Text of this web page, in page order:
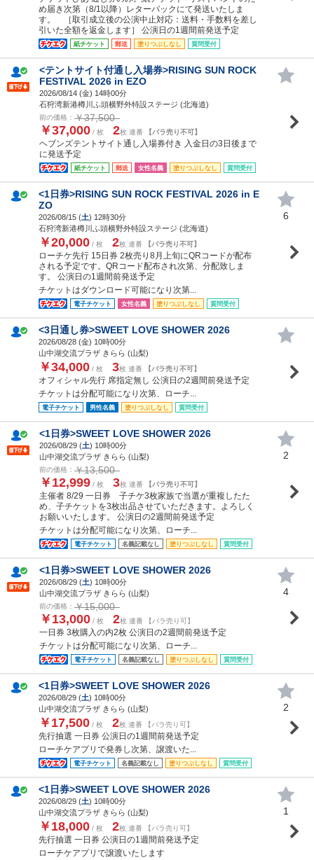
め届き次第（8/1以降）レターパックにて発送いたしま
す。 ［取引成立後の公演中止対応：送料・手数料を差し
引いた全額を返金します］ 公演日の1週間前発送予定
紙チケット 郵送 塗りつぶしなし 質問受付
<テントサイト付通し入場券>RISING SUN ROCK
FESTIVAL 2026 in EZO
2026/08/14 (金) 14時00分
石狩湾新港樽川ふ頭横野外特設ステージ (北海道)
前の価格： ￥37,500
￥37,000 / 枚 2枚 連番 【バラ売り不可】
ヘブンズテントサイト通し入場券付き 入金日の3日後まで
に発送予定
紙チケット 郵送 女性名義 塗りつぶしなし 質問受付
<1日券>RISING SUN ROCK FESTIVAL 2026 in E
ZO
2026/08/15 (土) 12時30分
石狩湾新港樽川ふ頭横野外特設ステージ (北海道)
￥20,000 / 枚 2枚 連番 【バラ売り不可】
ローチケ先行 15日券 2枚売り8月上旬にQRコードが配布
される予定です。QRコード配布され次第、分配致しま
す。 公演日の1週間前発送予定
チケットはダウンロード可能になり次第...
電子チケット 女性名義 塗りつぶしなし 質問受付
6
<3日通し券>SWEET LOVE SHOWER 2026
2026/08/28 (金) 10時00分
山中湖交流プラザ きらら (山梨)
￥34,000 / 枚 3枚 連番 【バラ売り不可】
オフィシャル先行 席指定無し 公演日の2週間前発送予定
チケットは分配可能になり次第、ローチ...
電子チケット 男性名義 塗りつぶしなし 質問受付
<1日券>SWEET LOVE SHOWER 2026
2026/08/29 (土) 10時00分
山中湖交流プラザ きらら (山梨)
前の価格： ￥13,500
￥12,999 / 枚 3枚 連番 【バラ売り不可】
主催者 8/29 一日券 子チケ3枚家族で当選が重複したた
め、子チケットを3枚出品させていただきます。よろしく
お願いいたします。 公演日の2週間前発送予定
チケットは分配可能になり次第、ローチ...
電子チケット 名義記載なし 塗りつぶしなし 質問受付
2
<1日券>SWEET LOVE SHOWER 2026
2026/08/29 (土) 10時00分
山中湖交流プラザ きらら (山梨)
前の価格： ￥15,000
￥13,000 / 枚 2枚 連番 【バラ売り可】
一日券 3枚購入の内2枚 公演日の2週間前発送予定
チケットは分配可能になり次第、ローチ...
電子チケット 名義記載なし 塗りつぶしなし 質問受付
4
<1日券>SWEET LOVE SHOWER 2026
2026/08/29 (土) 10時00分
山中湖交流プラザ きらら (山梨)
￥17,500 / 枚 2枚 連番 【バラ売り可】
先行抽選 一日券 公演日の1週間前発送予定
ローチケアプリで発券し次第、譲渡いた...
電子チケット 名義記載なし 塗りつぶしなし 質問受付
2
<1日券>SWEET LOVE SHOWER 2026
2026/08/29 (土) 10時00分
山中湖交流プラザ きらら (山梨)
￥18,000 / 枚 2枚 連番 【バラ売り可】
先行抽選 一日券 公演日の1週間前発送予定
ローチケアプリで譲渡いたします
1